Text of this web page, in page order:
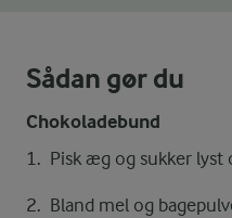
Sådan gør du
Chokoladebund
Pisk æg og sukker
Bland mel og